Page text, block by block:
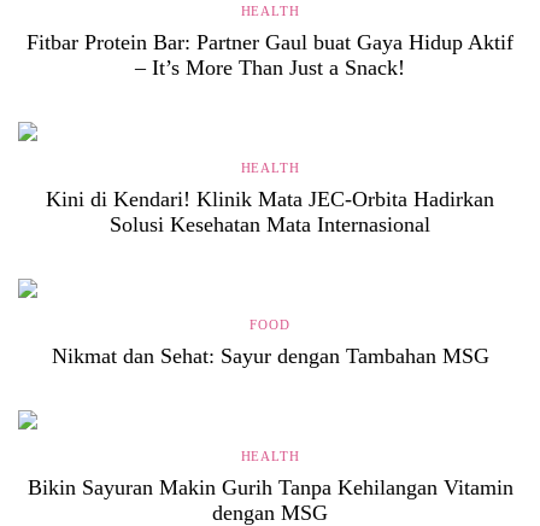
HEALTH
Fitbar Protein Bar: Partner Gaul buat Gaya Hidup Aktif
– It’s More Than Just a Snack!
HEALTH
Kini di Kendari! Klinik Mata JEC-Orbita Hadirkan
Solusi Kesehatan Mata Internasional
FOOD
Nikmat dan Sehat: Sayur dengan Tambahan MSG
HEALTH
Bikin Sayuran Makin Gurih Tanpa Kehilangan Vitamin
dengan MSG